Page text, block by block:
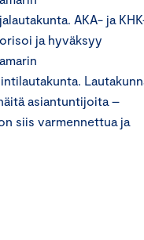
AKA- ja
ja hyväksyy
asiantuntijoita –
siis varmennettua ja